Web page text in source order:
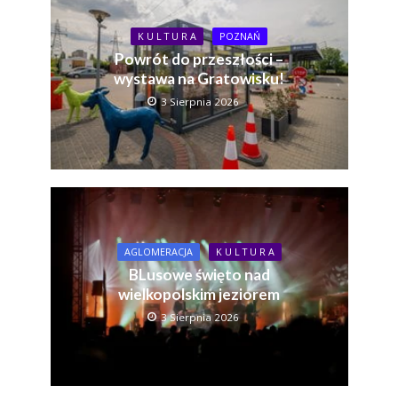
K U L T U R A POZNAŃ
Powrót do przeszłości –
wystawa na Gratowisku!
3 Sierpnia 2026
AGLOMERACJA K U L T U R A
BLusowe święto nad
wielkopolskim jeziorem
3 Sierpnia 2026